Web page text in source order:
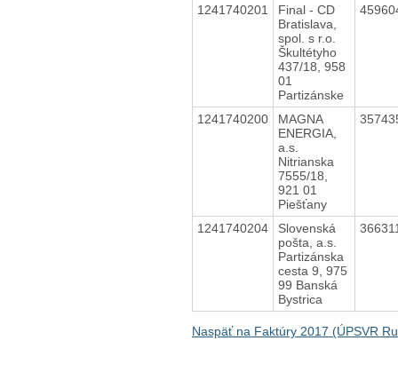
1241740201
Final - CD
Bratislava,
spol. s r.o.
Škultétyho
437/18, 958
01
Partizánske
1241740200
MAGNA
ENERGIA,
a.s.
Nitrianska
7555/18,
921 01
Piešťany
1241740204
Slovenská
pošta, a.s.
Partizánska
cesta 9, 975
99 Banská
Bystrica
Naspäť na Faktúry 2017 (ÚPSVR